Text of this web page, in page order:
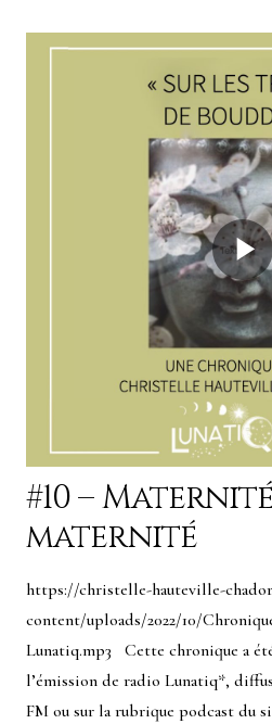
#10 –
maternité
https://christelle-hauteville-
content/uploads/2022/10/
Lunatiq.mp3 Cette chronique a
l’émission de radio Lunatiq*,
FM ou sur la rubrique podcast du